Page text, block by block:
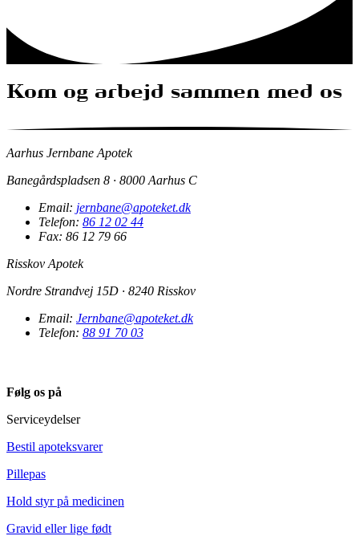
Kom og arbejd sammen med os
Aarhus Jernbane Apotek
Banegårdspladsen 8 · 8000 Aarhus C
Email: jernbane@apoteket.dk
Telefon: 86 12 02 44
Fax: 86 12 79 66
Risskov Apotek
Nordre Strandvej 15D · 8240 Risskov
Email: Jernbane@apoteket.dk
Telefon: 88 91 70 03​
Følg os på
Serviceydelser
Bestil apoteksvarer
Pillepas
Hold styr på medicinen
Gravid eller lige født